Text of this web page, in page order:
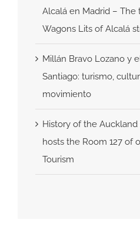
Alcalá en Madrid – The
Wagons Lits of Alcalá
Millán Bravo Lozano y
Santiago: turismo,
movimiento
History of the
hosts the Room 127 of
Tourism